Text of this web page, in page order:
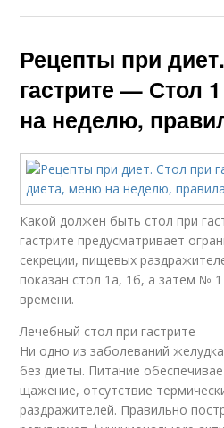
Рецепты при
гастрите — Стол
на неделю,
Какой должен быть стол при
гастрите предусматривает
секреции, пищевых
показан стол 1а, 1б, а затем №
времени.
Лечебный стол при гастрите
Ни одно из заболеваний
без диеты. Питание
щажение, отсутствие
раздражителей. Правильно